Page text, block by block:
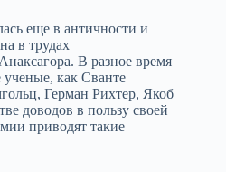
еще в античности и
в трудах
В разное время
как Сванте
Герман Рихтер, Якоб
доводов в пользу своей
приводят такие